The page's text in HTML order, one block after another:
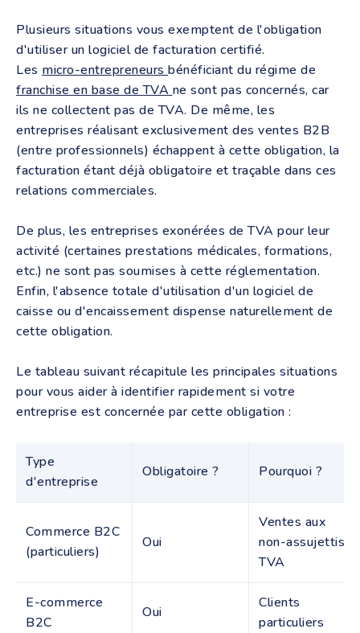
Plusieurs situations vous exemptent de l'obligation
d'utiliser un logiciel de facturation certifié.
Les micro-entrepreneurs bénéficiant du régime de
franchise en base de TVA ne sont pas concernés, car
ils ne collectent pas de TVA. De même, les
entreprises réalisant exclusivement des ventes B2B
(entre professionnels) échappent à cette obligation, la
facturation étant déjà obligatoire et traçable dans ces
relations commerciales.
De plus, les entreprises exonérées de TVA pour leur
activité (certaines prestations médicales, formations,
etc.) ne sont pas soumises à cette réglementation.
Enfin, l'absence totale d'utilisation d'un logiciel de
caisse ou d'encaissement dispense naturellement de
cette obligation.
Le tableau suivant récapitule les principales situations
pour vous aider à identifier rapidement si votre
entreprise est concernée par cette obligation :
Type
d'entreprise
Obligatoire ? Pourquoi ?
Commerce B2C
(particuliers)
Oui
Ventes aux
non-assujettis
TVA
E-commerce
B2C
Oui
Clients
particuliers